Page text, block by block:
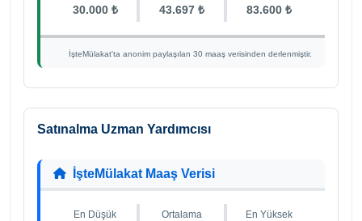
30.000 ₺ 43.697 ₺ 83.600 ₺
İşteMülakat'ta anonim paylaşılan 30 maaş verisinden derlenmiştir.
Satınalma Uzman Yardımcısı
İşteMülakat Maaş Verisi
En Düşük Ortalama En Yüksek